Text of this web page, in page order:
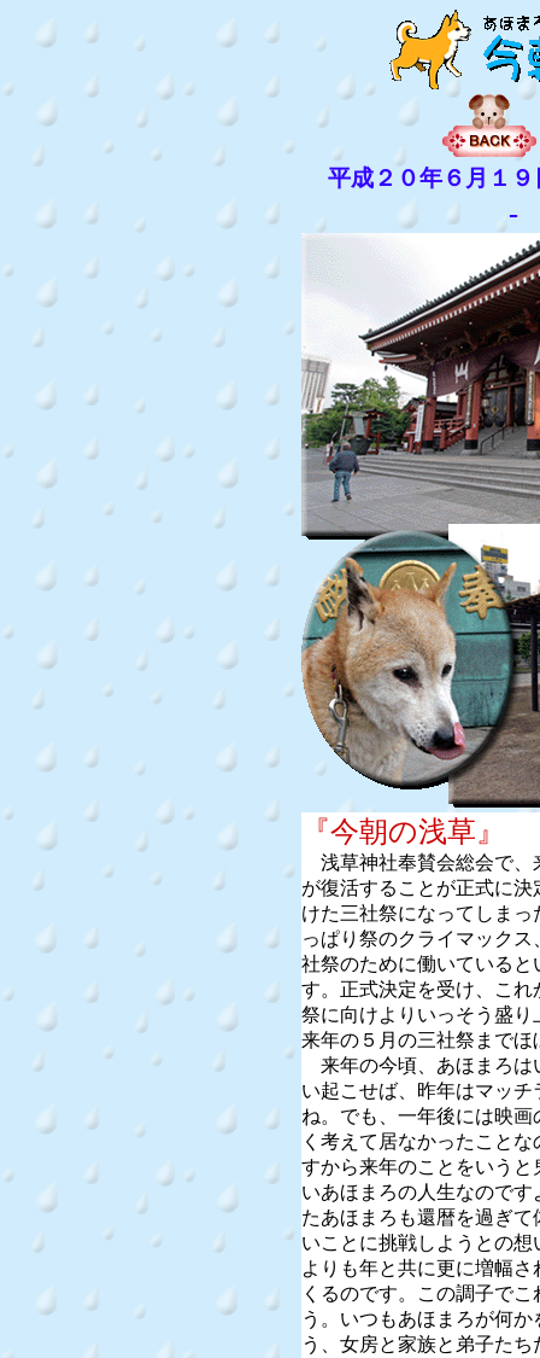
平成２０年６月１９
-
『今朝の浅草』
浅草神社奉賛会総会で、
が復活することが正式に
けた三社祭になってしま
っぱり祭のクライマック
社祭のために働いている
す。正式決定を受け、こ
祭に向けよりいっそう盛
来年の５月の三社祭まで
来年の今頃、あほまろは
い起こせば、昨年はマッ
ね。でも、一年後には映
く考えて居なかったこと
すから来年のことをいう
いあほまろの人生なので
たあほまろも還暦を過ぎ
いことに挑戦しようとの
よりも年と共に更に増幅
くるのです。この調子で
う。いつもあほまろが何
う、女房と家族と弟子た